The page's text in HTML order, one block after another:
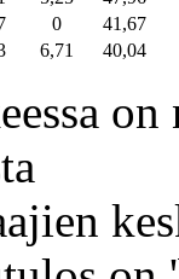
0
41,67
6,71 40,04